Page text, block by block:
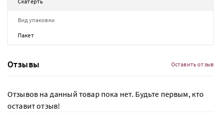
Вид упаковки
Пакет
Отзывы Оставить отзыв
Отзывов на данный товар пока нет. Будьте первым, кто
оставит отзыв!